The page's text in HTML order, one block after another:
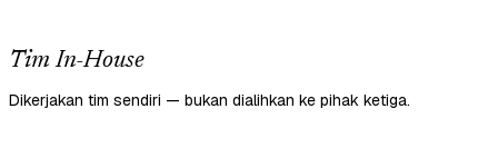
Tim In-House
Dikerjakan tim sendiri — bukan dialihkan ke pihak ketiga.